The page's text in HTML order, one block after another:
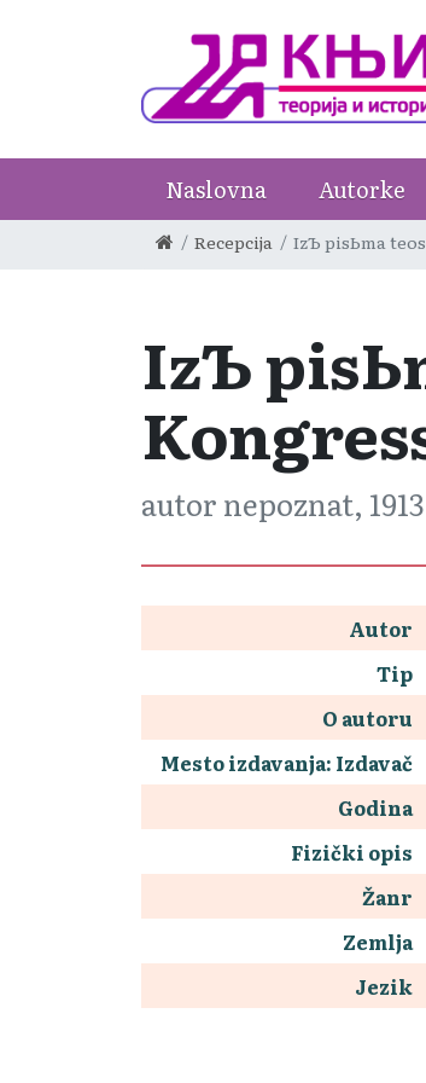
Naslovna Autorke
Recepcija IzЪ pisЬma
IzЪ
autor nepoznat,
Autor
Tip
O autoru
Mesto izdavanja: Izdavač
Godina
Fizički opis
Žanr
Zemlja
Jezik